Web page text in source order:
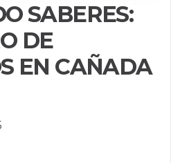
SABERES:
DE
EN CAÑADA